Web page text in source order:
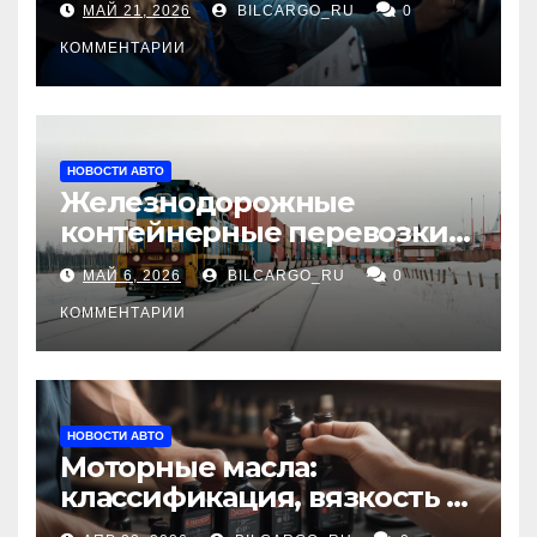
МАЙ 21, 2026 BILCARGO_RU 0
КОММЕНТАРИИ
НОВОСТИ АВТО
Железнодорожные
контейнерные перевозки
из Китая в Россию:
маршруты, сроки и
требования
МАЙ 6, 2026 BILCARGO_RU 0
КОММЕНТАРИИ
НОВОСТИ АВТО
Моторные масла:
классификация, вязкость и
рекомендации по выбору